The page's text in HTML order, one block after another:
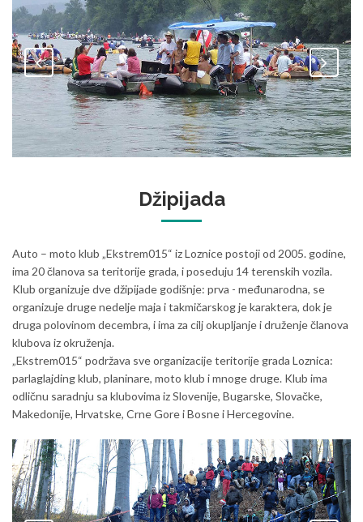
Džipijada
Auto – moto klub „Ekstrem015“ iz Loznice postoji od 2005. godine,
ima 20 članova sa teritorije grada, i poseduju 14 terenskih vozila.
Klub organizuje dve džipijade godišnje: prva - međunarodna, se
organizuje druge nedelje maja i takmičarskog je karaktera, dok je
druga polovinom decembra, i ima za cilj okupljanje i druženje članova
klubova iz okruženja.
„Ekstrem015“ podržava sve organizacije teritorije grada Loznica:
parlaglajding klub, planinare, moto klub i mnoge druge. Klub ima
odličnu saradnju sa klubovima iz Slovenije, Bugarske, Slovačke,
Makedonije, Hrvatske, Crne Gore i Bosne i Hercegovine.